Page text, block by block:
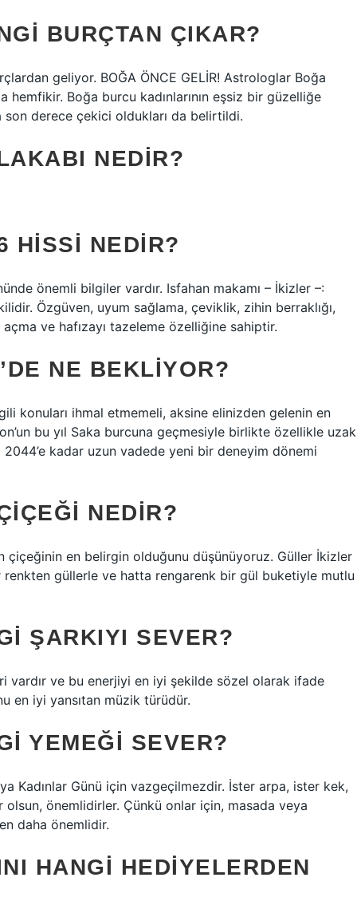
BURÇTAN ÇIKAR?
geliyor. BOĞA ÖNCE GELİR! Astrologlar Boğa
hemfikir. Boğa burcu kadınlarının eşsiz bir güzelliğe
son derece çekici oldukları da belirtildi.
NEDIR?
HISSI NEDIR?
önemli bilgiler vardır. Isfahan makamı – İkizler –:
Özgüven, uyum sağlama, çeviklik, zihin berraklığı,
ve hafızayı tazeleme özelliğine sahiptir.
NE BEKLIYOR?
konuları ihmal etmemeli, aksine elinizden gelenin en
bu yıl Saka burcuna geçmesiyle birlikte özellikle uzak
kadar uzun vadede yeni bir deneyim dönemi
NEDIR?
en belirgin olduğunu düşünüyoruz. Güller İkizler
güllerle ve hatta rengarenk bir gül buketiyle mutlu
ŞARKIYI SEVER?
vardır ve bu enerjiyi en iyi şekilde sözel olarak ifade
en iyi yansıtan müzik türüdür.
YEMEĞI SEVER?
Kadınlar Günü için vazgeçilmezdir. İster arpa, ister kek,
önemlidirler. Çünkü onlar için, masada veya
daha önemlidir.
HANGI HEDIYELERDEN